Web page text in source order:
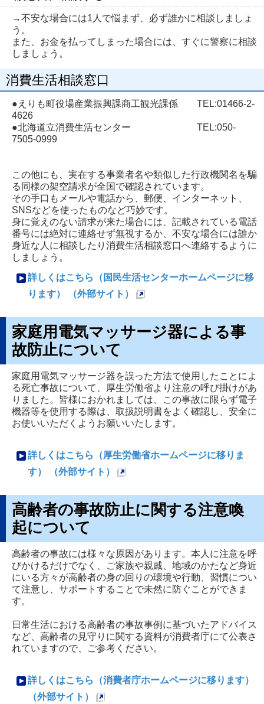
→不安な場合には1人で悩まず、必ず誰かに相談しましょ
う。
また、お金を払ってしまった場合には、すぐに警察に相談
しましょう。
消費生活相談窓口
●えりも町役場産業振興課商工観光課係 TEL:01466-2-
4626
●北海道立消費生活センター TEL:050-
7505-0999
この他にも、実在する事業者名や類似した行政機関名を騙
る同様の架空請求が全国で確認されています。
その手口もメールや電話から、郵便、インターネット、
SNSなどを使ったものなど巧妙です。
身に覚えのない請求が来た場合には、記載されている電話
番号には絶対に連絡せず無視するか、不安な場合には誰か
身近な人に相談したり消費生活相談窓口へ連絡するように
しましょう。
詳しくはこちら（国民生活センターホームページに移
ります） （外部サイト）
ジ
で
開
き
す
家庭用電気マッサージ器による事
故防止について
家庭用電気マッサージ器を誤った方法で使用したことによ
る死亡事故について、厚生労働省より注意の呼び掛けがあ
りました。皆様におかれましては、この事故に限らず電子
機器等を使用する際は、取扱説明書をよく確認し、安全に
お使いいただくようお願いいたします。
詳しくはこちら（厚生労働省ホームページに移りま
す） （外部サイト）
規
ペ
ジ
で
開
す
高齢者の事故防止に関する注意喚
起について
高齢者の事故には様々な原因があります。本人に注意を呼
びかけるだけでなく、ご家族や親戚、地域のかたなど身近
にいる方々が高齢者の身の回りの環境や行動、習慣につい
て注意し、サポートすることで未然に防ぐことができま
す。
日常生活における高齢者の事故事例に基づいたアドバイス
など、高齢者の見守りに関する資料が消費者庁にて公表さ
れていますので、ご参考ください。
詳しくはこちら（消費者庁ホームページに移ります）
（外部サイト）